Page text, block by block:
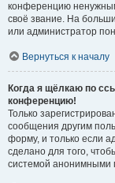
конференцию
своё звание. На
или администратор
Вернуться к началу
Когда я щёлкаю по
конференцию!
Только
сообщения другим
форму, и только если
сделано для того,
системой анонимными